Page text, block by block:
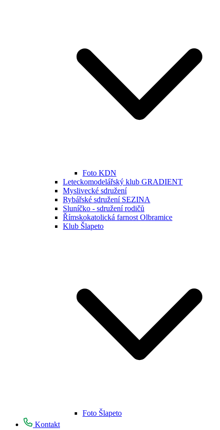
Foto KDN
Leteckomodelářský klub GRADIENT
Myslivecké sdružení
Rybářské sdružení SEZINA
Sluníčko - sdružení rodičů
Římskokatolická farnost Olbramice
Klub Šlapeto
Foto Šlapeto
Kontakt